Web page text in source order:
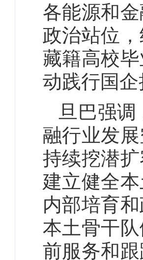
各能源和
政治站位
藏籍高校
动践行国
旦巴强调
融行业发
持续挖潜
建立健全
内部培育
本土骨干
前服务和